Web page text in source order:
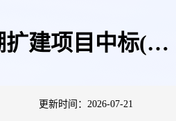
建项目中标(成
更新时间：2026-07-21